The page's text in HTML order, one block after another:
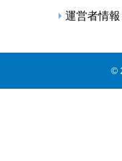
運営者情報
©